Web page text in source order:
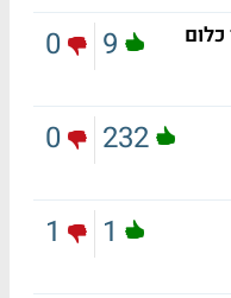
9
0
232
0
1
1